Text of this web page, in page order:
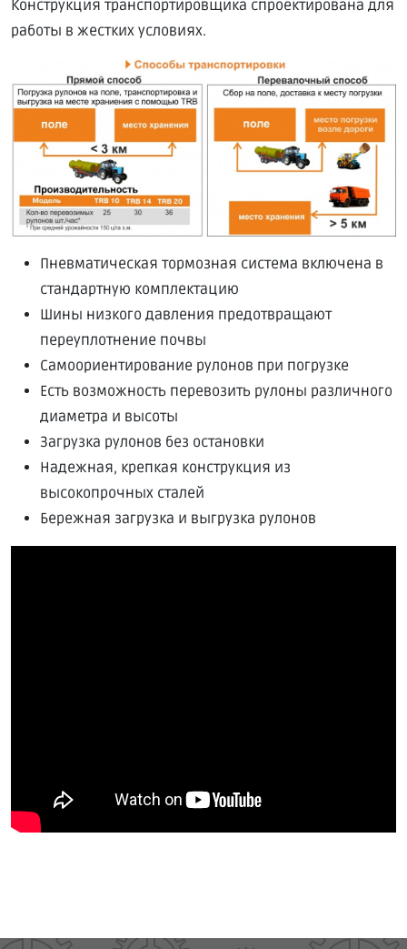
Конструкция транспортировщика спроектирована для
работы в жестких условиях.
Пневматическая тормозная система включена в
стандартную комплектацию
Шины низкого давления предотвращают
переуплотнение почвы
Самоориентирование рулонов при погрузке
Есть возможность перевозить рулоны различного
диаметра и высоты
Загрузка рулонов без остановки
Надежная, крепкая конструкция из
высокопрочных сталей
Бережная загрузка и выгрузка рулонов